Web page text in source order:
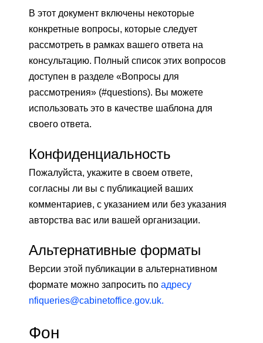
В этот документ включены некоторые
конкретные вопросы, которые следует
рассмотреть в рамках вашего ответа на
консультацию. Полный список этих вопросов
доступен в разделе «Вопросы для
рассмотрения» (#questions). Вы можете
использовать это в качестве шаблона для
своего ответа.
Конфиденциальность
Пожалуйста, укажите в своем ответе,
согласны ли вы с публикацией ваших
комментариев, с указанием или без указания
авторства вас или вашей организации.
Альтернативные форматы
Версии этой публикации в альтернативном
формате можно запросить по адресу
nfiqueries@cabinetoffice.gov.uk.
Фон